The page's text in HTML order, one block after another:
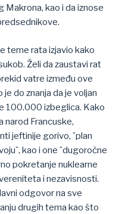
kao i da iznose
teme rata izjavio kako
Želi da zaustavi rat
vatre između ove
do znanja da je voljan
100.000 izbeglica. Kako
narod Francuske,
jeftinije gorivo, ¨plan
kao i one ¨dugoročne
pokretanje nuklearne
i nezavisnosti.
odgovor na sve
drugih tema kao što